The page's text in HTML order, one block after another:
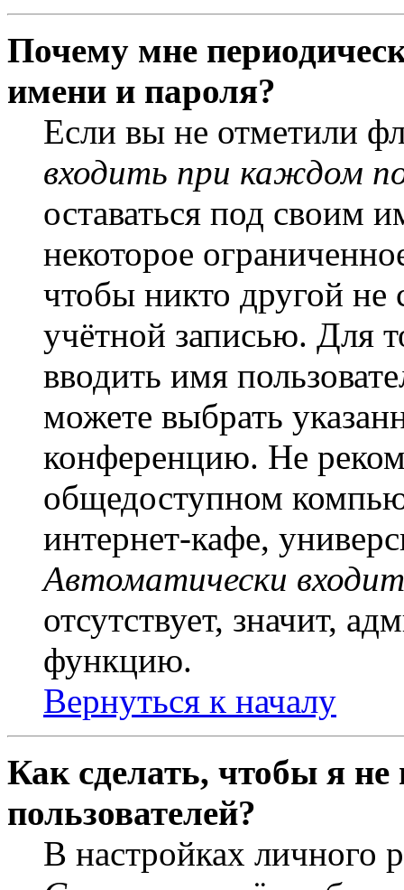
Почему мне
имени и пароля?
Если вы не отметили
входить при каждом
оставаться под своим
некоторое
чтобы никто другой не
учётной записью. Для
вводить имя
можете выбрать
конференцию. Не
общедоступном
интернет-кафе,
Автоматически
отсутствует, значит,
функцию.
Вернуться к началу
Как сделать, чтобы я
пользователей?
В настройках личного